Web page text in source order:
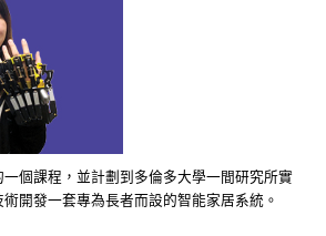
個課程，並計劃到多倫多大學一間研究所實
開發一套專為長者而設的智能家居系統。